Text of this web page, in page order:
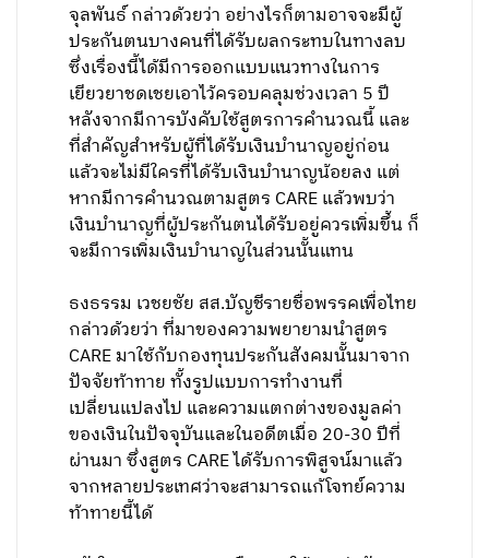
จุลพันธ์ กล่าวด้วยว่า อย่างไรก็ตามอาจจะมีผู้
ประกันตนบางคนที่ได้รับผลกระทบในทางลบ
ซึ่งเรื่องนี้ได้มีการออกแบบแนวทางในการ
เยียวยาชดเชยเอาไว้ครอบคลุมช่วงเวลา 5 ปี
หลังจากมีการบังคับใช้สูตรการคำนวณนี้ และ
ที่สำคัญสำหรับผู้ที่ได้รับเงินบำนาญอยู่ก่อน
แล้วจะไม่มีใครที่ได้รับเงินบำนาญน้อยลง แต่
หากมีการคำนวณตามสูตร CARE แล้วพบว่า
เงินบำนาญที่ผู้ประกันตนได้รับอยู่ควรเพิ่มขึ้น ก็
จะมีการเพิ่มเงินบำนาญในส่วนนั้นแทน
ธงธรรม เวชยชัย สส.บัญชีรายชื่อพรรคเพื่อไทย
กล่าวด้วยว่า ที่มาของความพยายามนำสูตร
CARE มาใช้กับกองทุนประกันสังคมนั้นมาจาก
ปัจจัยท้าทาย ทั้งรูปแบบการทำงานที่
เปลี่ยนแปลงไป และความแตกต่างของมูลค่า
ของเงินในปัจจุบันและในอดีตเมื่อ 20-30 ปีที่
ผ่านมา ซึ่งสูตร CARE ได้รับการพิสูจน์มาแล้ว
จากหลายประเทศว่าจะสามารถแก้โจทย์ความ
ท้าทายนี้ได้